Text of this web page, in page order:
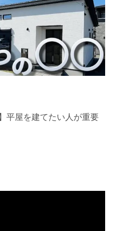
平屋を建てたい人が重要